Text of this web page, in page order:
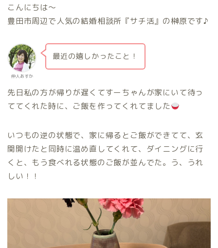
こんにちは〜
豊田市周辺で人気の結婚相談所『サチ活』の榊原です♪
仲人あすか
最近の嬉しかったこと！
先日私の方が帰りが遅くてすーちゃんが家にいて待っ
ててくれた時に、ご飯を作ってくれてました
いつもの逆の状態で、家に帰るとご飯ができてて、玄
関開けたと同時に温め直してくれて、ダイニングに行
くと、もう食べれる状態のご飯が並んでた。う、うれ
しい！！